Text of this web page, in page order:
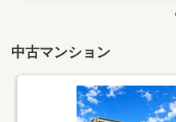
中古マンション